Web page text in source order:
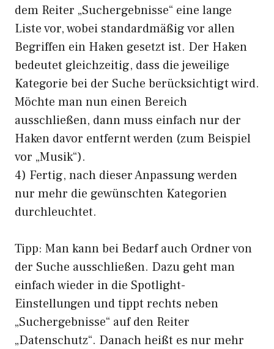
dem Reiter „Suchergebnisse“ eine lange
Liste vor, wobei standardmäßig vor allen
Begriffen ein Haken gesetzt ist. Der Haken
bedeutet gleichzeitig, dass die jeweilige
Kategorie bei der Suche berücksichtigt wird.
Möchte man nun einen Bereich
ausschließen, dann muss einfach nur der
Haken davor entfernt werden (zum Beispiel
vor „Musik“).
4) Fertig, nach dieser Anpassung werden
nur mehr die gewünschten Kategorien
durchleuchtet.
Tipp: Man kann bei Bedarf auch Ordner von
der Suche ausschließen. Dazu geht man
einfach wieder in die Spotlight-
Einstellungen und tippt rechts neben
„Suchergebnisse“ auf den Reiter
„Datenschutz“. Danach heißt es nur mehr